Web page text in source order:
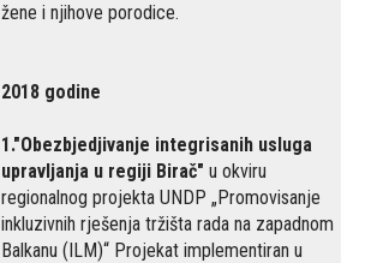
žene i njihove porodice.
2018 godine
1."Obezbjedjivanje integrisanih usluga
upravljanja u regiji Birač" u okviru
regionalnog projekta UNDP „Promovisanje
inkluzivnih rješenja tržišta rada na zapadnom
Balkanu (ILM)“ Projekat implementiran u